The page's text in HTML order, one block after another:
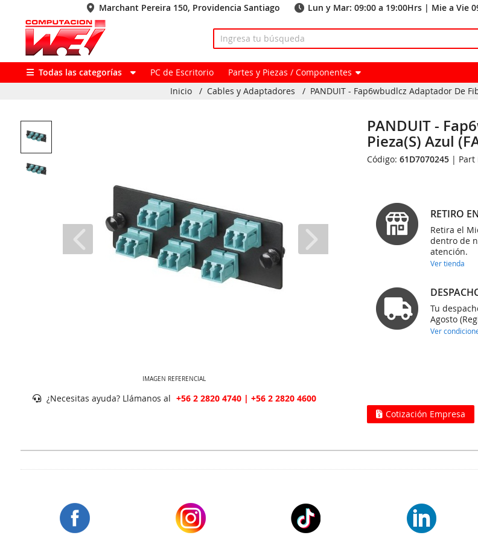
Marchant Pereira 150, Providencia Santiago Lun y Mar: 09:00 a 19:00Hrs | Mie a Vie
Todas las categorías PC de Escritorio Partes y Piezas / Componentes
Inicio
/ Cables y Adaptadores / PANDUIT - Fap6wbudlcz Adaptador De
IMAGEN REFERENCIAL
¿Necesitas ayuda? Llámanos al +56 2 2820 4740 | +56 2 2820 4600
PANDUIT -
Pieza(S) Azul
Código:61D7070245 | Part
RETIRO
Retira el
dentro de
atención.
Ver tienda
Tu
Agosto
Ver
Cotización Empresa